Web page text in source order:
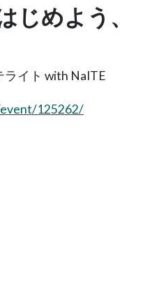
じめよう、
ライト with NaITE
125262/